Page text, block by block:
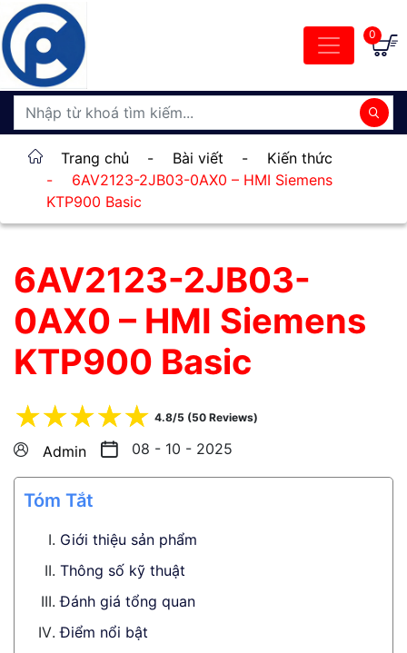
0
Trang chủ - Bài viết -
Kiến thức
-
6AV2123-2JB03-0AX0 – HMI Siemens
KTP900 Basic
6AV2123-2JB03-
0AX0 – HMI Siemens
KTP900 Basic
☆
☆
☆
☆
☆ 4.8/5 (50 Reviews)
Admin 08 - 10 - 2025
Tóm Tắt
Giới thiệu sản phẩm
Thông số kỹ thuật
Đánh giá tổng quan
Điểm nổi bật